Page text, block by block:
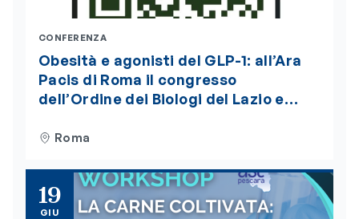
CONFERENZA
Obesità e agonisti del GLP-1: all’Ara
Pacis di Roma il congresso
dell’Ordine dei Biologi del Lazio e
Roma
19
GIU